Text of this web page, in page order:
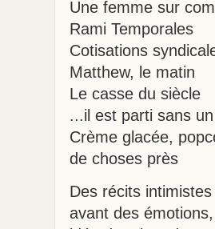
Une femme sur
Rami Temporales
Cotisations
Matthew, le matin
Le casse du siècle
...il est parti sans
Crème glacée,
de choses près
Des récits
avant des